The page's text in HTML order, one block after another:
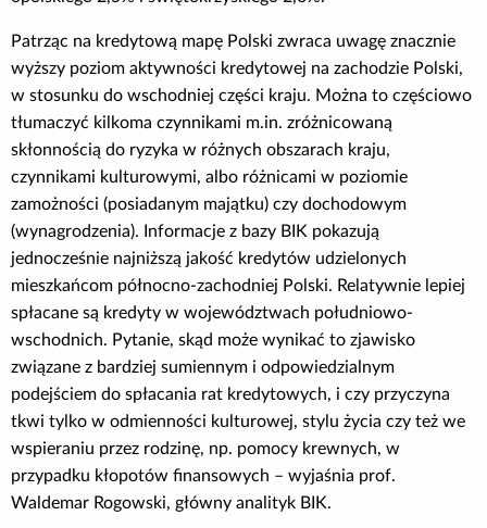
Patrząc na kredytową mapę Polski zwraca uwagę znacznie
wyższy poziom aktywności kredytowej na zachodzie Polski,
w stosunku do wschodniej części kraju. Można to częściowo
tłumaczyć kilkoma czynnikami m.in. zróżnicowaną
skłonnością do ryzyka w różnych obszarach kraju,
czynnikami kulturowymi, albo różnicami w poziomie
zamożności (posiadanym majątku) czy dochodowym
(wynagrodzenia). Informacje z bazy BIK pokazują
jednocześnie najniższą jakość kredytów udzielonych
mieszkańcom północno-zachodniej Polski. Relatywnie lepiej
spłacane są kredyty w województwach południowo-
wschodnich. Pytanie, skąd może wynikać to zjawisko
związane z bardziej sumiennym i odpowiedzialnym
podejściem do spłacania rat kredytowych, i czy przyczyna
tkwi tylko w odmienności kulturowej, stylu życia czy też we
wspieraniu przez rodzinę, np. pomocy krewnych, w
przypadku kłopotów finansowych – wyjaśnia prof.
Waldemar Rogowski, główny analityk BIK.